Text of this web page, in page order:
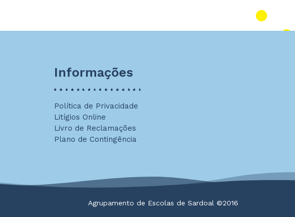
Informações
Política de Privacidade
Litígios Online
Livro de Reclamações
Plano de Contingência
Agrupamento de Escolas de Sardoal ©2016